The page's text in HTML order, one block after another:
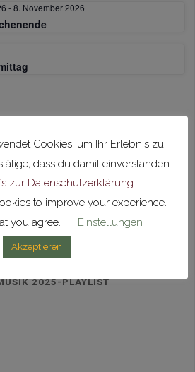
-8. November 2026
🎶
Auf Instagram folgen
2025-PLAYLIST
Cookies, um Ihr Erlebnis zu
dass du damit einverstanden
zur Datenschutzerklärung .
to improve your experience.
you agree.
Einstellungen
Akzeptieren